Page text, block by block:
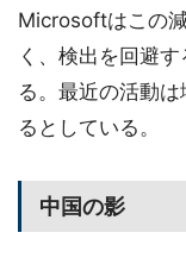
Microsoftはこの
く、検出を回避
る。最近の活動
るとしている。
中国の影